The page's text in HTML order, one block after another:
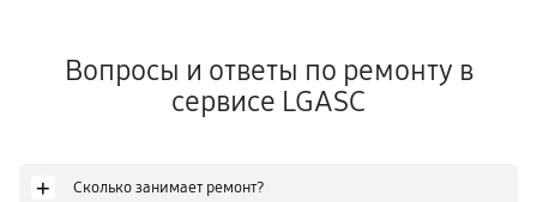
Вопросы и ответы по ремонту в
сервисе LGASC
+ Сколько занимает ремонт?